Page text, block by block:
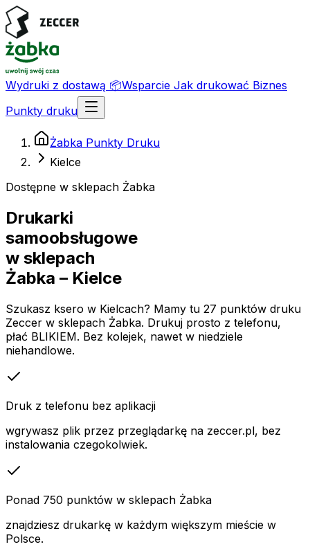
Wydruki z dostawą 📦Wsparcie Jak drukować Biznes
Punkty druku
Żabka Punkty Druku
Kielce
Dostępne w sklepach Żabka
Drukarki
samoobsługowe
w sklepach
Żabka – Kielce
Szukasz ksero w Kielcach? Mamy tu 27 punktów druku
Zeccer w sklepach Żabka. Drukuj prosto z telefonu,
płać BLIKIEM. Bez kolejek, nawet w niedziele
niehandlowe.
Druk z telefonu bez aplikacji
wgrywasz plik przez przeglądarkę na zeccer.pl, bez
instalowania czegokolwiek.
Ponad 750 punktów w sklepach Żabka
znajdziesz drukarkę w każdym większym mieście w
Polsce.